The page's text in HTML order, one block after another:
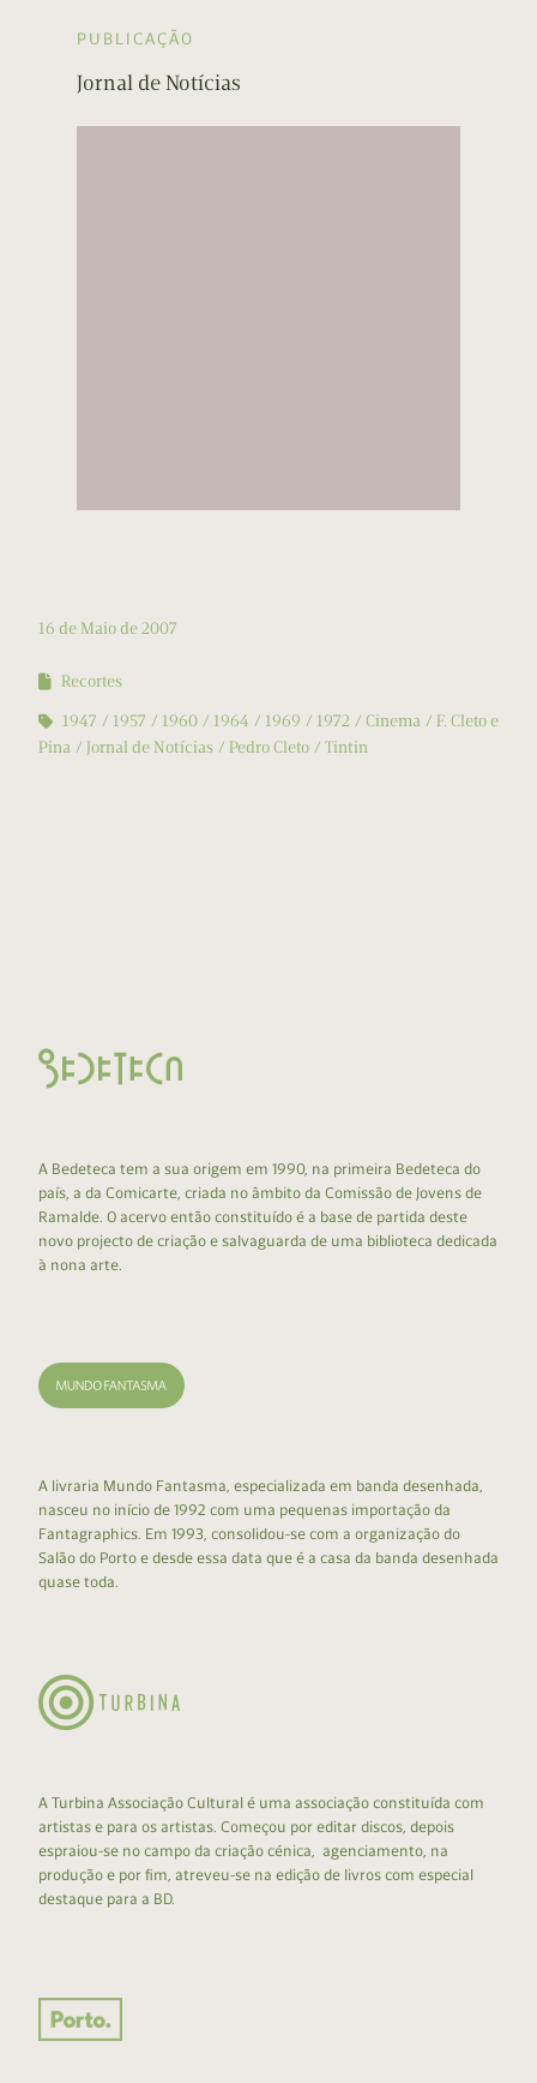
PUBLICAÇÃO
Jornal de Notícias
16 de Maio de 2007
Recortes
1947
1957 1960 1964 1969 1972 Cinema
F. Cleto e
Pina
Jornal de Notícias Pedro Cleto Tintin
A Bedeteca tem a sua origem em 1990, na primeira Bedeteca do
país, a da Comicarte, criada no âmbito da Comissão de Jovens de
Ramalde. O acervo então constituído é a base de partida deste
novo projecto de criação e salvaguarda de uma biblioteca dedicada
à nona arte.
A livraria Mundo Fantasma, especializada em banda desenhada,
nasceu no início de 1992 com uma pequenas importação da
Fantagraphics. Em 1993, consolidou-se com a organização do
Salão do Porto e desde essa data que é a casa da banda desenhada
quase toda.
A Turbina Associação Cultural é uma associação constituída com
artistas e para os artistas. Começou por editar discos, depois
espraiou-se no campo da criação cénica, agenciamento, na
produção e por fim, atreveu-se na edição de livros com especial
destaque para a BD.